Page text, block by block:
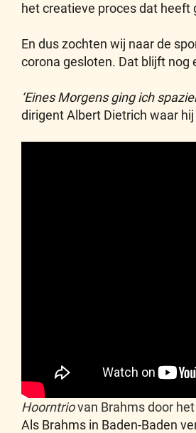
het creatieve proces dat
En dus zochten wij naar de
corona gesloten. Dat blijft nog
‘Eines Morgens ging ich
dirigent Albert Dietrich waar
Hoorntriovan Brahms door
Als Brahms in Baden-Baden